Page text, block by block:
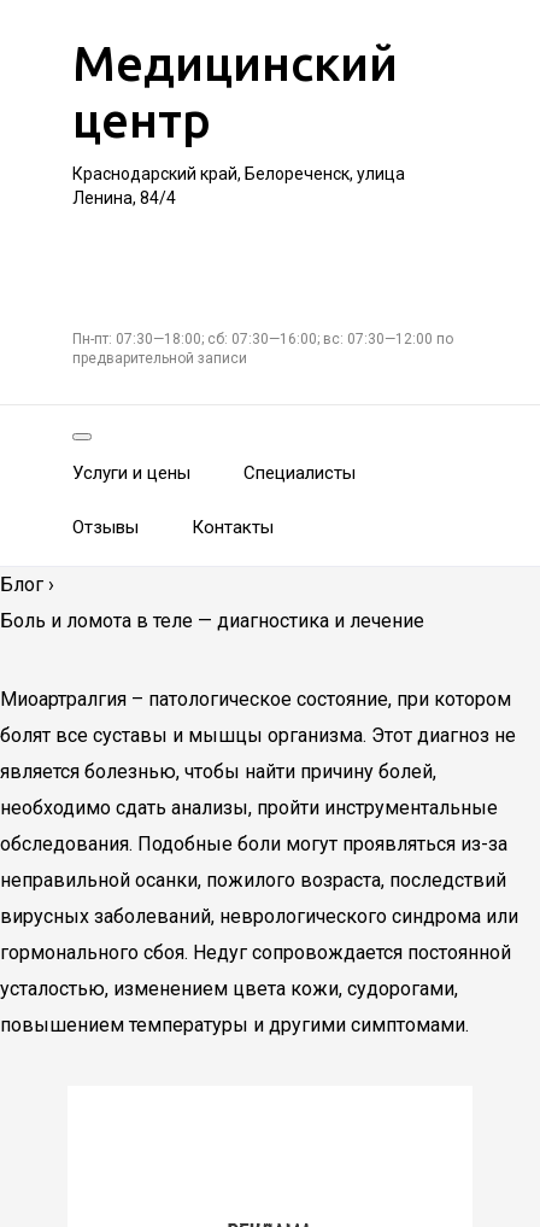
Медицинский
центр
Краснодарский край, Белореченск, улица
Ленина, 84/4
Пн-пт: 07:30—18:00; сб: 07:30—16:00; вс: 07:30—12:00 по
предварительной записи
Услуги и цены Специалисты
Отзывы Контакты
Блог ›
Боль и ломота в теле — диагностика и лечение
Миоартралгия – патологическое состояние, при котором
болят все суставы и мышцы организма. Этот диагноз не
является болезнью, чтобы найти причину болей,
необходимо сдать анализы, пройти инструментальные
обследования. Подобные боли могут проявляться из-за
неправильной осанки, пожилого возраста, последствий
вирусных заболеваний, неврологического синдрома или
гормонального сбоя. Недуг сопровождается постоянной
усталостью, изменением цвета кожи, судорогами,
повышением температуры и другими симптомами.